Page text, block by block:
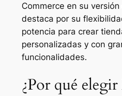
Commerce en su
destaca por su
potencia para crear
personalizadas y con
funcionalidades.
¿Por qué